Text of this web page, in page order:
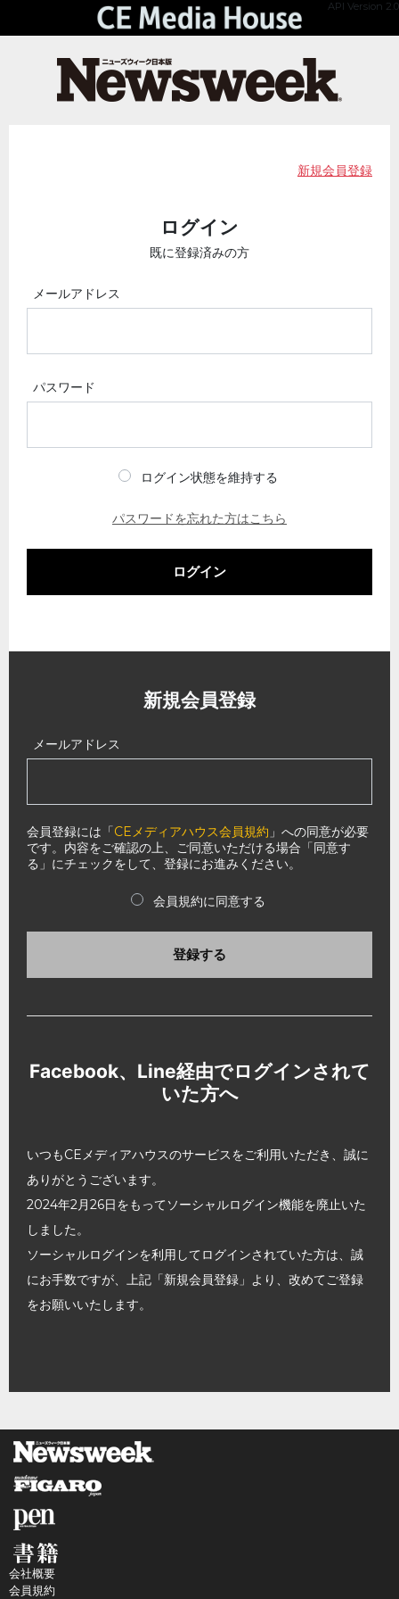
API Version 2.0
新規会員登録
ログイン
既に登録済みの方
メールアドレス
パスワード
ログイン状態を維持する
パスワードを忘れた方はこちら
ログイン
新規会員登録
メールアドレス
会員登録には「CEメディアハウス会員規約 」への同意が必要
です。内容をご確認の上、ご同意いただける場合「同意す
る」にチェックをして、登録にお進みください。
会員規約に同意する
登録する
Facebook、Line経由でログインされて
いた方へ
いつもCEメディアハウスのサービスをご利用いただき、誠に
ありがとうございます。
2024年2月26日をもってソーシャルログイン機能を廃止いた
しました。
ソーシャルログインを利用してログインされていた方は、誠
にお手数ですが、上記「新規会員登録」より、改めてご登録
をお願いいたします。
会社概要
会員規約